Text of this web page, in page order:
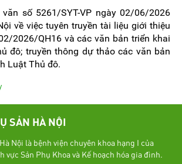
số 5261/SYT-VP ngày 02/06/2026
về việc tuyên truyền tài liệu giới thiệu
2026/QH16 và các văn bản triển khai
đô; truyền thông dự thảo các văn bản
Luật Thủ đô.
SẢN HÀ NỘI
Nội là bệnh viện chuyên khoa hạng I của
Sản Phụ Khoa và Kế hoạch hóa gia đình.